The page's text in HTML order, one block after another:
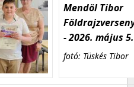
Mendöl Tibor
- 2026. május 5.
fotó: Tüskés Tibor